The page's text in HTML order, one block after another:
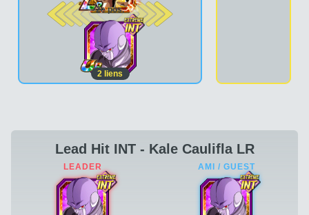
2e pos.
2 liens
Lead Hit INT - Kale Caulifla LR